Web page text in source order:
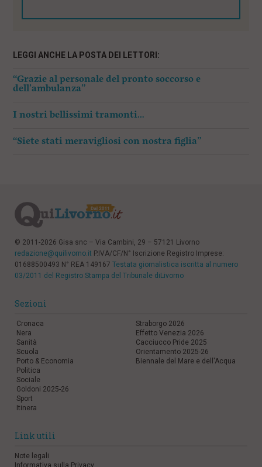
LEGGI ANCHE LA POSTA DEI LETTORI:
“Grazie al personale del pronto soccorso e
dell’ambulanza”
I nostri bellissimi tramonti…
“Siete stati meravigliosi con nostra figlia”
© 2011-2026 Gisa snc – Via Cambini, 29 – 57121 Livorno
redazione@quilivorno.it P.IVA/CF/N° Iscrizione Registro Imprese:
01688500493 N° REA 149167 Testata giornalistica iscritta al numero
03/2011 del Registro Stampa del Tribunale diLivorno
Sezioni
Cronaca
Nera
Sanità
Scuola
Porto & Economia
Politica
Sociale
Goldoni 2025-26
Sport
Itinera
Straborgo 2026
Effetto Venezia 2026
Cacciucco Pride 2025
Orientamento 2025-26
Biennale del Mare e dell'Acqua
Link utili
Note legali
Informativa sulla Privacy